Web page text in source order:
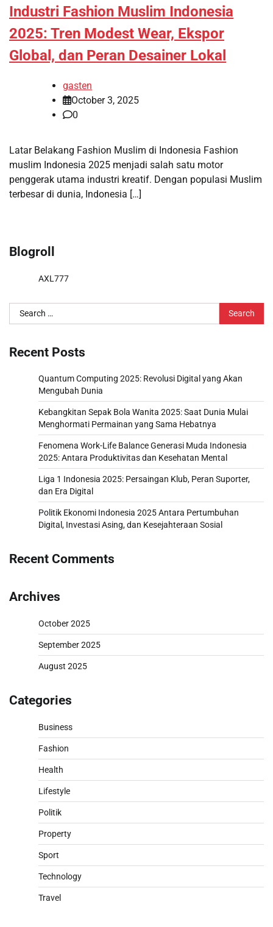
Industri Fashion Muslim Indonesia
2025: Tren Modest Wear, Ekspor
Global, dan Peran Desainer Lokal
gasten
October 3, 2025
0
Latar Belakang Fashion Muslim di Indonesia Fashion
muslim Indonesia 2025 menjadi salah satu motor
penggerak utama industri kreatif. Dengan populasi Muslim
terbesar di dunia, Indonesia […]
Blogroll
AXL777
Search
for:
Recent Posts
Quantum Computing 2025: Revolusi Digital yang Akan
Mengubah Dunia
Kebangkitan Sepak Bola Wanita 2025: Saat Dunia Mulai
Menghormati Permainan yang Sama Hebatnya
Fenomena Work-Life Balance Generasi Muda Indonesia
2025: Antara Produktivitas dan Kesehatan Mental
Liga 1 Indonesia 2025: Persaingan Klub, Peran Suporter,
dan Era Digital
Politik Ekonomi Indonesia 2025 Antara Pertumbuhan
Digital, Investasi Asing, dan Kesejahteraan Sosial
Recent Comments
Archives
October 2025
September 2025
August 2025
Categories
Business
Fashion
Health
Lifestyle
Politik
Property
Sport
Technology
Travel